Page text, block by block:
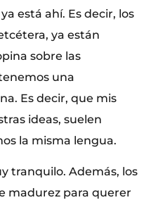
está ahí. Es decir, los
ya están
sobre las
una
Es decir, que mis
ideas, suelen
la misma lengua.
tranquilo. Además, los
madurez para querer